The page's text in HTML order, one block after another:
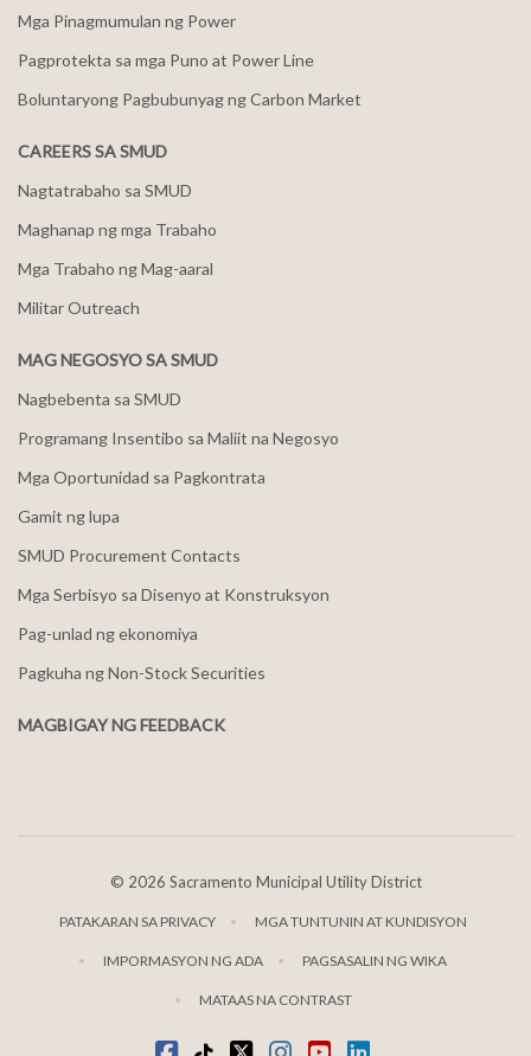
Mga Pinagmumulan ng Power
Pagprotekta sa mga Puno at Power Line
Boluntaryong Pagbubunyag ng Carbon Market
CAREERS SA SMUD
Nagtatrabaho sa SMUD
Maghanap ng mga Trabaho
Mga Trabaho ng Mag-aaral
Militar Outreach
MAG NEGOSYO SA SMUD
Nagbebenta sa SMUD
Programang Insentibo sa Maliit na Negosyo
Mga Oportunidad sa Pagkontrata
Gamit ng lupa
SMUD Procurement Contacts
Mga Serbisyo sa Disenyo at Konstruksyon
Pag-unlad ng ekonomiya
Pagkuha ng Non-Stock Securities
MAGBIGAY NG FEEDBACK
© 2026 Sacramento Municipal Utility District
PATAKARAN SA PRIVACY MGA TUNTUNIN AT KUNDISYON
IMPORMASYON NG ADA PAGSASALIN NG WIKA
MATAAS NA CONTRAST